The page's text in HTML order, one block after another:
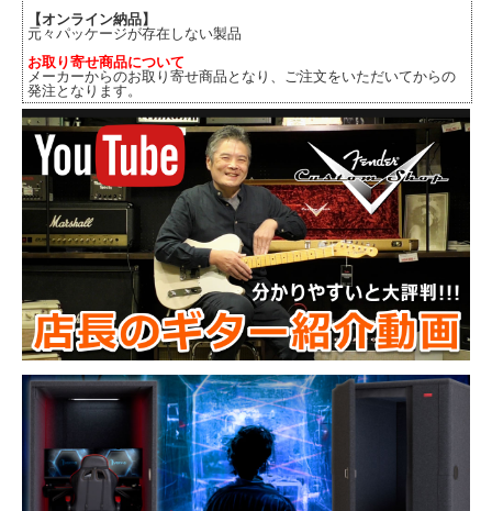
【オンライン納品】
元々パッケージが存在しない製品
お取り寄せ商品について
メーカーからのお取り寄せ商品となり、ご注文をいただいてからの
発注となります。